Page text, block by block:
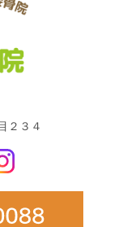
２３４